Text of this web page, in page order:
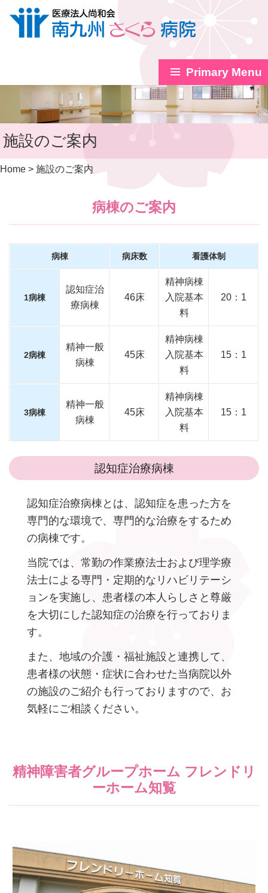
Primary Menu
Skip
to
施設のご案内
Home > 施設のご案内
病棟のご案内
病棟 病床数 看護体制
1病棟
認知症治
療病棟
46床
精神病棟
入院基本
料
20：1
2病棟
精神一般
病棟
45床
精神病棟
入院基本
料
15：1
3病棟
精神一般
病棟
45床
精神病棟
入院基本
料
15：1
認知症治療病棟
認知症治療病棟とは、認知症を患った方を
専門的な環境で、専門的な治療をするため
の病棟です。
当院では、常勤の作業療法士および理学療
法士による専門・定期的なリハビリテーシ
ョンを実施し、患者様の本人らしさと尊厳
を大切にした認知症の治療を行っておりま
す。
また、地域の介護・福祉施設と連携して、
患者様の状態・症状に合わせた当病院以外
の施設のご紹介も行っておりますので、お
気軽にご相談ください。
精神障害者グループホーム フレンドリ
ーホーム知覧